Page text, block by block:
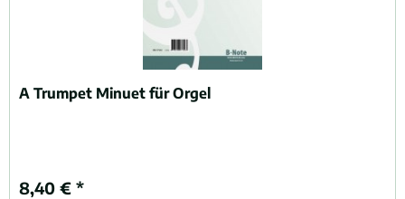
A Trumpet Minuet für Orgel
8,40 € *